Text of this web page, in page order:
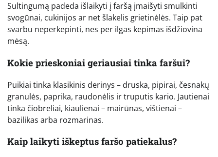
Sultingumą padeda išlaikyti į faršą įmaišyti smulkinti
svogūnai, cukinijos ar net šlakelis grietinėlės. Taip pat
svarbu neperkepinti, nes per ilgas kepimas išdžiovina
mėsą.
Kokie prieskoniai geriausiai tinka faršui?
Puikiai tinka klasikinis derinys – druska, pipirai, česnakų
granulės, paprika, raudonėlis ir truputis kario. Jautienai
tinka čiobreliai, kiaulienai – mairūnas, vištienai –
bazilikas arba rozmarinas.
Kaip laikyti iškeptus faršo patiekalus?